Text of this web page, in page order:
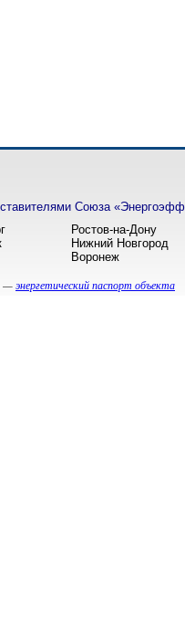
Союза
Ростов-на-Дону
Нижний Новгород
Воронеж
—энергетический паспорт объекта